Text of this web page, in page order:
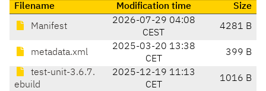
Filename Modification time Size
Manifest
2026-07-29 04:08
CEST
4281 B
metadata.xml
2025-03-20 13:38
CET
399 B
test-unit-3.6.7.
ebuild
2025-12-19 11:13
CET
1016 B